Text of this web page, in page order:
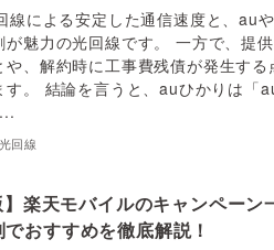
線による安定した通信速度と、au
が魅力の光回線です。 一方で、提
、解約時に工事費残債が発生する
す。 結論を言うと、auひかりは「
光回線
】楽天モバイルのキャンペーン
おすすめを徹底解説！